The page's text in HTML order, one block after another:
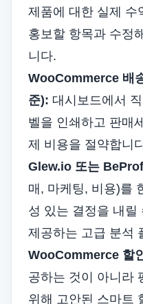
제품에 대한 실제 수
홍보할 항목과 수정
니다.
WooCommerce 배
준): 대시보드에서
벨을 인쇄하고 판매
제 비용을 절약합니
Glew.io 또는
매, 마케팅, 비용)를
성 있는 결정을 내릴
제공하는 고급 분석
WooCommerce 할
공하는 것이 아니라
위해 고안된 스마트